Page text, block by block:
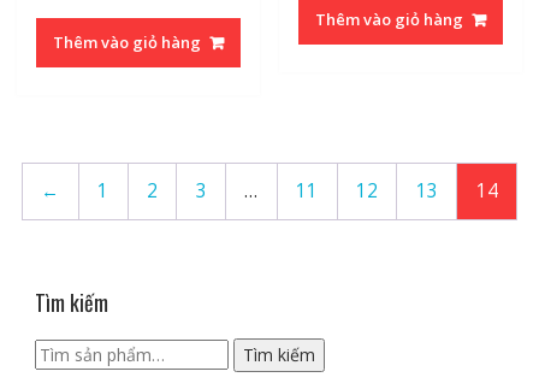
Thêm vào giỏ hàng
Thêm vào giỏ hàng
← 1 2 3 … 11 12 13 14
Tìm kiếm
Tìm
kiếm:
Tìm kiếm